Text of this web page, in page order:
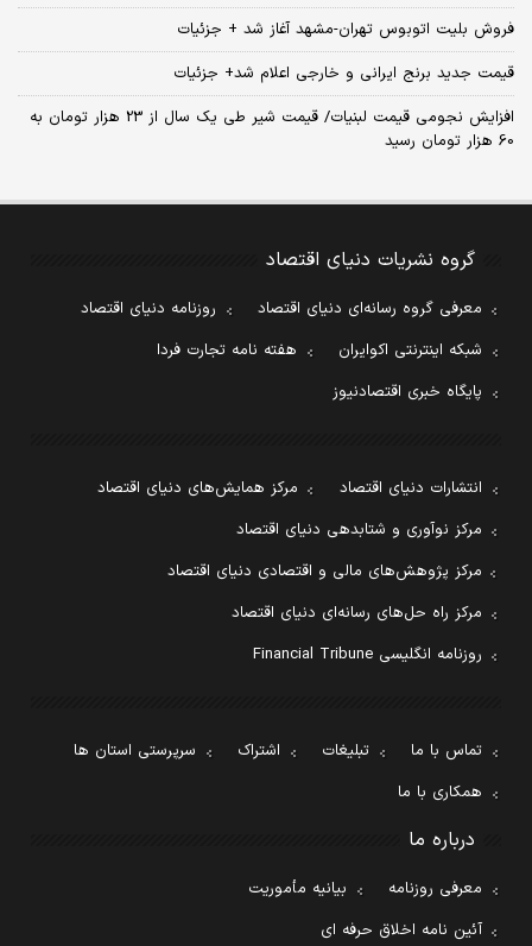
فروش بلیت اتوبوس تهران-مشهد آغاز شد + جزئیات
قیمت جدید برنج ایرانی و خارجی اعلام شد+ جزئیات
افزایش نجومی قیمت لبنیات/ قیمت شیر طی یک سال از 23 هزار تومان به
60 هزار تومان رسید
گروه نشریات دنیای اقتصاد
معرفی گروه رسانه‌ای دنیای اقتصاد
روزنامه دنیای اقتصاد
شبکه اینترنتی اکوایران
هفته نامه تجارت فردا
پایگاه خبری اقتصادنیوز
انتشارات دنیای اقتصاد
مرکز همایش‌های دنیای اقتصاد
مرکز نوآوری و شتابدهی دنیای اقتصاد
مرکز پژوهش‌های مالی و اقتصادی دنیای اقتصاد
مرکز راه حل‌های رسانه‌ای دنیای اقتصاد
روزنامه انگلیسی Financial Tribune
تماس با ما تبلیغات اشتراک
سرپرستی استان ها
همکاری با ما
درباره ما
معرفی روزنامه
بیانیه مأموریت
آئین نامه اخلاق حرفه ای